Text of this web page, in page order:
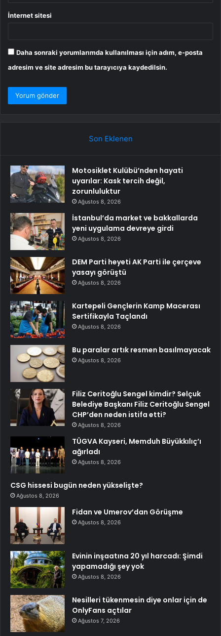
İnternet sitesi
Daha sonraki yorumlarımda kullanılması için adım, e-posta
adresim ve site adresim bu tarayıcıya kaydedilsin.
Son Eklenen
Motosiklet Kulübü’nden hayati
uyarılar: Kask tercih değil,
zorunluluktur
Ağustos 8, 2026
İstanbul’da market ve bakkallarda
yeni uygulama devreye girdi
Ağustos 8, 2026
DEM Parti heyeti AK Parti ile çerçeve
yasayı görüştü
Ağustos 8, 2026
Kartepeli Gençlerin Kamp Macerası
Sertifikayla Taçlandı
Ağustos 8, 2026
Bu paralar artık resmen basılmayacak
Ağustos 8, 2026
Filiz Ceritoğlu Sengel kimdir? Selçuk
Belediye Başkanı Filiz Ceritoğlu Sengel
CHP’den neden istifa etti?
Ağustos 8, 2026
TÜGVA Kayseri, Memduh Büyükkılıç’ı
ağırladı
Ağustos 8, 2026
CSG hissesi bugün neden yükselişte?
Ağustos 8, 2026
Fidan ve Umerov’dan Görüşme
Ağustos 8, 2026
Evinin inşaatına 20 yıl harcadı: Şimdi
yapamadığı şey yok
Ağustos 8, 2026
Nesilleri tükenmesin diye onlar için de
OnlyFans açtılar
Ağustos 7, 2026